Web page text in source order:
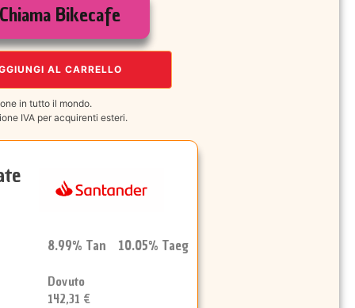
Chiama Bikecafe
AL CARRELLO
in tutto il mondo.
IVA per acquirenti esteri.
8.99% Tan 10.05% Taeg
Dovuto
142,31 €